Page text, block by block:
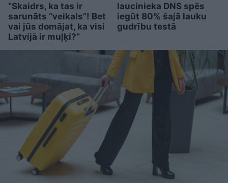
“Skaidrs, ka tas ir
sarunāts “veikals”! Bet
vai jūs domājat, ka visi
Latvijā ir muļķi?”
laucinieka DNS spēs
iegūt 80% šajā lauku
gudrību testā